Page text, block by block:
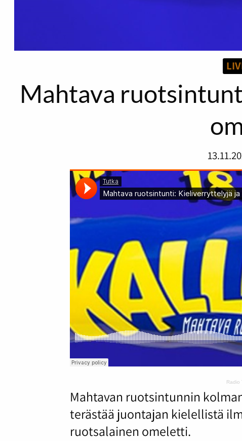
Mahtava
Radio
Mahtavan ruotsintunnin
terästää juontajan kielellistä
ruotsalainen omeletti.